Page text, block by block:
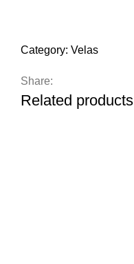
Category: Velas
Share:
Related products